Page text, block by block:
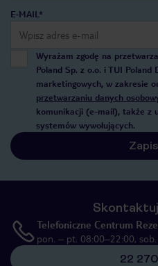
E-MAIL*
Wyrażam zgodę na
Poland Sp. z o.o. i TUI
marketingowych, w zakresie
przetwarzaniu danych
komunikacji (e-mail), także z
systemów wywołujących.
Telefoniczne Centrum
pon. – pt. 08:00–22:00,
22